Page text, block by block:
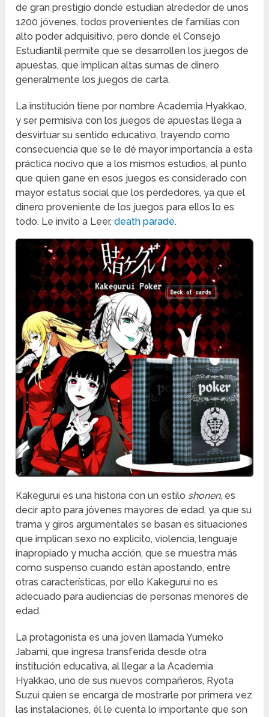
de gran prestigio donde estudian alrededor de unos
1200 jóvenes, todos provenientes de familias con
alto poder adquisitivo, pero donde el Consejo
Estudiantil permite que se desarrollen los juegos de
apuestas, que implican altas sumas de dinero
generalmente los juegos de carta.
La institución tiene por nombre Academia Hyakkao,
y ser permisiva con los juegos de apuestas llega a
desvirtuar su sentido educativo, trayendo como
consecuencia que se le dé mayor importancia a esta
práctica nocivo que a los mismos estudios, al punto
que quien gane en esos juegos es considerado con
mayor estatus social que los perdedores, ya que el
dinero proveniente de los juegos para ellos lo es
todo. Le invito a Leer,death parade.
Kakegurui es una historia con un estilo shonen, es
decir apto para jóvenes mayores de edad, ya que su
trama y giros argumentales se basan es situaciones
que implican sexo no explicito, violencia, lenguaje
inapropiado y mucha acción, que se muestra más
como suspenso cuando están apostando, entre
otras características, por ello Kakegurui no es
adecuado para audiencias de personas menores de
edad.
La protagonista es una joven llamada Yumeko
Jabami, que ingresa transferida desde otra
institución educativa, al llegar a la Academia
Hyakkao, uno de sus nuevos compañeros, Ryota
Suzui quien se encarga de mostrarle por primera vez
las instalaciones, él le cuenta lo importante que son